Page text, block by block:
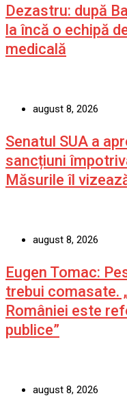
Dezastru: după
la încă o echipă
medicală
august 8, 2026
Senatul SUA a
sancțiuni
Măsurile îl
august 8, 2026
Eugen Tomac:
trebui comasate.
României este
publice”
august 8, 2026